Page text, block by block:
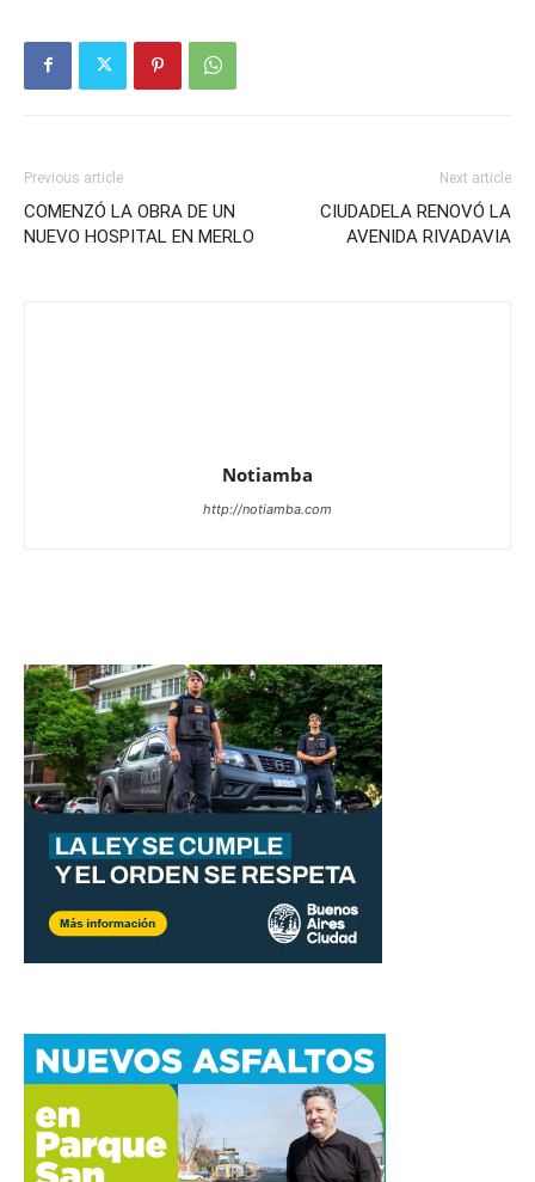
Previous article
COMENZÓ LA OBRA DE UN
NUEVO HOSPITAL EN MERLO
Next article
CIUDADELA RENOVÓ LA
AVENIDA RIVADAVIA
Notiamba
http://notiamba.com